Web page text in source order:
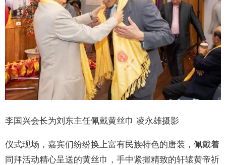
李国兴会长为刘东主任佩戴黄丝巾 凌永雄摄影
仪式现场，嘉宾们纷纷换上富有民族特色的唐装，佩戴着
同拜活动精心呈送的黄丝巾，手中紧握精致的轩辕黄帝祈